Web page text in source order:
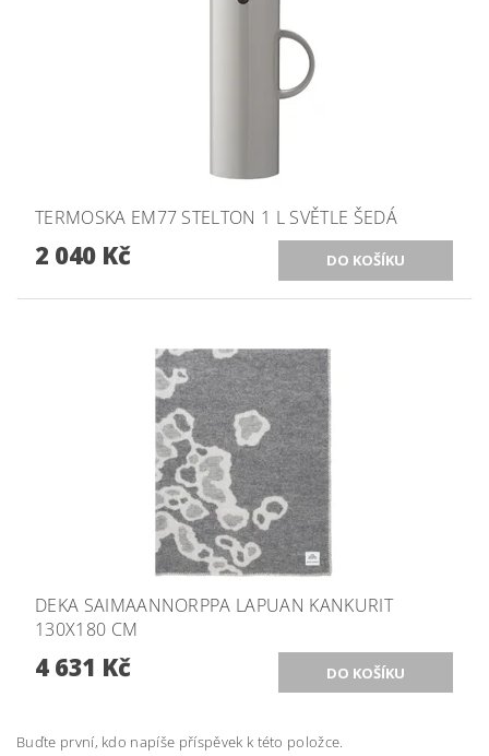
TERMOSKA EM77 STELTON 1 L SVĚTLE ŠEDÁ
2 040 Kč
DEKA SAIMAANNORPPA LAPUAN KANKURIT
130X180 CM
4 631 Kč
Buďte první, kdo napíše příspěvek k této položce.